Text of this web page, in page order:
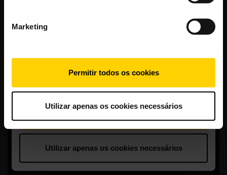
Marketing
Permitir todos os cookies
Utilizar apenas os cookies necessários